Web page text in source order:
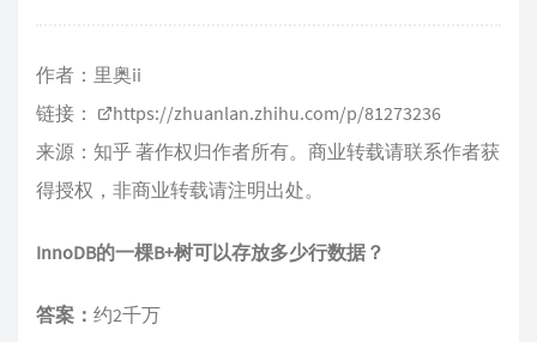
作者：里奥ii
链接：
https://zhuanlan.zhihu.com/p/81273236
来源：知乎 著作权归作者所有。商业转载请联系作者获
得授权，非商业转载请注明出处。
InnoDB的一棵B+树可以存放多少行数据？
答案： 约2千万